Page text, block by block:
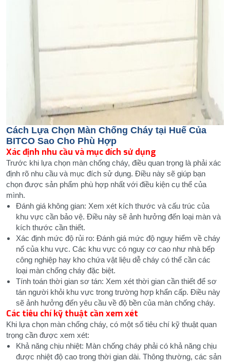
Cách Lựa Chọn Màn Chống Cháy tại Huế Của
BITCO Sao Cho Phù Hợp
Xác định nhu cầu và mục đích sử dụng
Trước khi lựa chọn màn chống cháy, điều quan trọng là phải xác
định rõ nhu cầu và mục đích sử dụng. Điều này sẽ giúp bạn
chọn được sản phẩm phù hợp nhất với điều kiện cụ thể của
mình.
Đánh giá không gian: Xem xét kích thước và cấu trúc của
khu vực cần bảo vệ. Điều này sẽ ảnh hưởng đến loại màn và
kích thước cần thiết.
Xác định mức độ rủi ro: Đánh giá mức độ nguy hiểm về cháy
nổ của khu vực. Các khu vực có nguy cơ cao như nhà bếp
công nghiệp hay kho chứa vật liệu dễ cháy có thể cần các
loại màn chống cháy đặc biệt.
Tính toán thời gian sơ tán: Xem xét thời gian cần thiết để sơ
tán người khỏi khu vực trong trường hợp khẩn cấp. Điều này
sẽ ảnh hưởng đến yêu cầu về độ bền của màn chống cháy.
Các tiêu chí kỹ thuật cần xem xét
Khi lựa chọn màn chống cháy, có một số tiêu chí kỹ thuật quan
trọng cần được xem xét:
Khả năng chịu nhiệt: Màn chống cháy phải có khả năng chịu
được nhiệt độ cao trong thời gian dài. Thông thường, các sản